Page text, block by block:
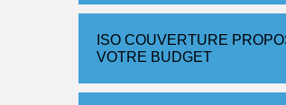
ISO COUVERTURE
VOTRE BUDGET